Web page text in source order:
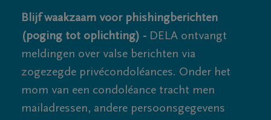
Blijf waakzaam voor phishingberichten
(poging tot oplichting) - DELA ontvangt
meldingen over valse berichten via
zogezegde privécondoléances. Onder het
mom van een condoléance tracht men
mailadressen, andere persoonsgegevens